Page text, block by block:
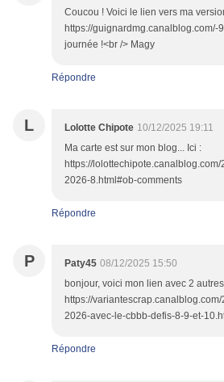
Coucou ! Voici le lien vers ma
https://guignardmg.canalblog.com/-
journée !<br /> Magy
Répondre
L Lolotte Chipote 10/12/2025 19:11
Ma carte est sur mon blog... Ici :
https://
2026-8.html#ob-comments
Répondre
P Paty45 08/12/2025 15:50
bonjour, voici mon lien avec 2
https://
2026-avec-le-cbbb-defis-8-9-et-
Répondre